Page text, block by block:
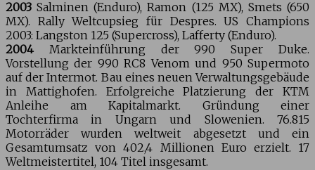
2003 Salminen (Enduro), Ramon (125 MX), Smets (650
MX). Rally Weltcupsieg für Despres. US Champions
2003: Langston 125 (Supercross), Lafferty (Enduro).
2004 Markteinführung der 990 Super Duke.
Vorstellung der 990 RC8 Venom und 950 Supermoto
auf der Intermot. Bau eines neuen Verwaltungsgebäude
in Mattighofen. Erfolgreiche Platzierung der KTM
Anleihe am Kapitalmarkt. Gründung einer
Tochterfirma in Ungarn und Slowenien. 76.815
Motorräder wurden weltweit abgesetzt und ein
Gesamtumsatz von 402,4 Millionen Euro erzielt. 17
Weltmeistertitel, 104 Titel insgesamt.